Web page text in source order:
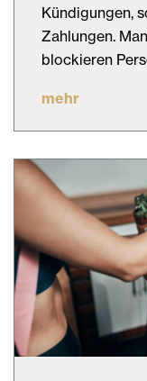
Kündigungen,
Zahlungen.
blockieren
mehr